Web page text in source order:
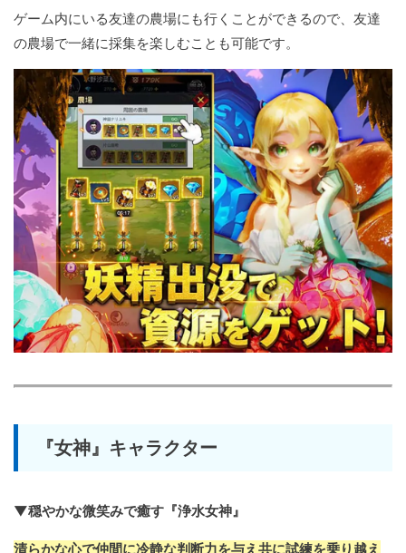
ゲーム内にいる友達の農場にも行くことができるので、友達
の農場で一緒に採集を楽しむことも可能です。
『女神』キャラクター
▼穏やかな微笑みで癒す『浄水女神』
清らかな心で仲間に冷静な判断力を与え共に試練を乗り越え